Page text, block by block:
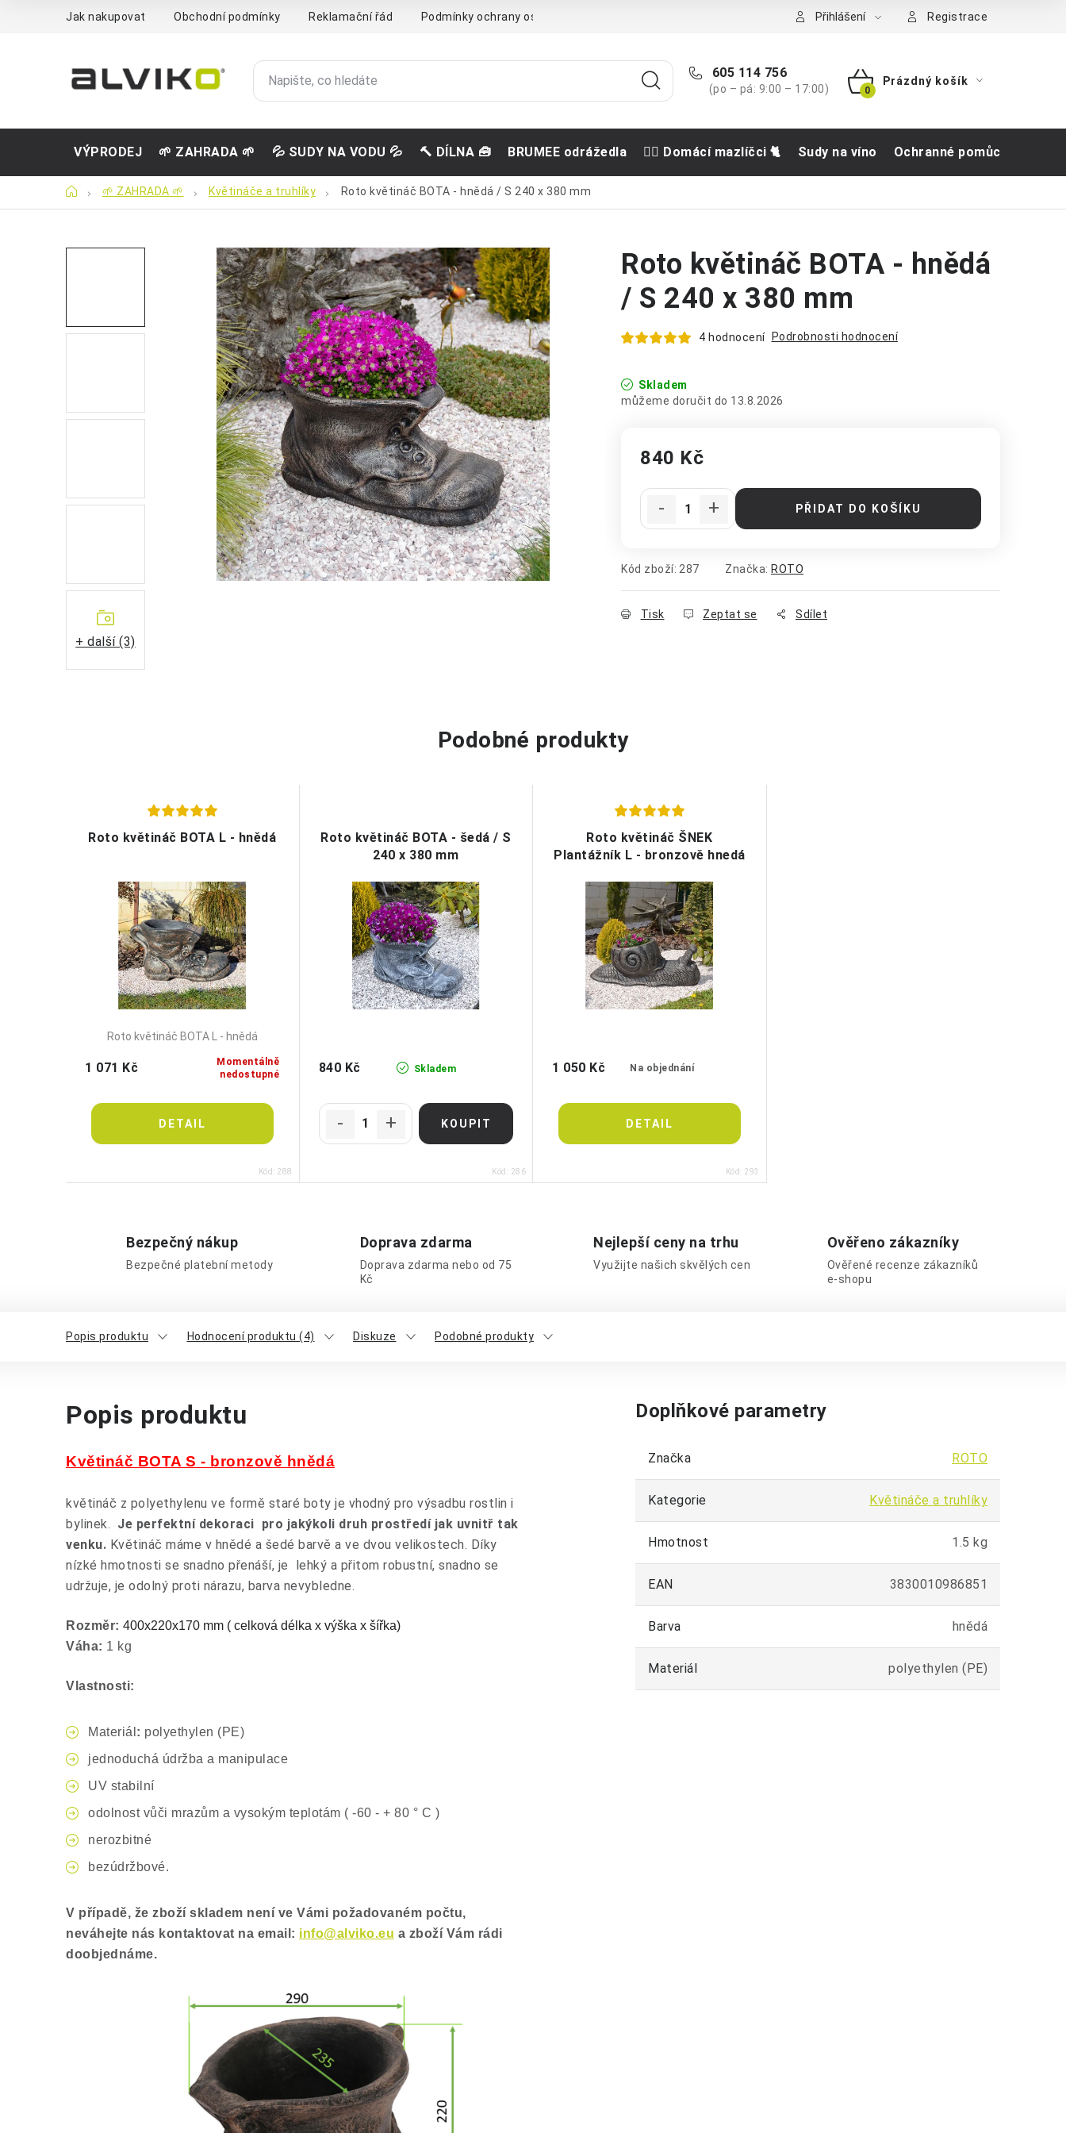
Jak nakupovat Obchodní podmínky Reklamační řád Podmínky ochrany osobních údajů Přihlášení Registrace
605 114 756
(po – pá: 9:00 – 17:00)
NÁKUPNÍ
Prázdný košík
VÝPRODEJ 🌱 ZAHRADA 🌱 💦 SUDY NA VODU 💦 🔨 DÍLNA 🧰 BRUMEE odrážedla 🐕‍🦺 Domácí mazlíčci 🐈 Sudy na víno Ochranné pomůcky
Domů🌱 ZAHRADA 🌱 Květináče a truhlíky Roto květináč BOTA - hnědá / S 240 x 380 mm
+ další (3)
Roto květináč BOTA - hnědá
/ S 240 x 380 mm
4 hodnocení Podrobnosti hodnocení
Skladem
13.8.2026
840 Kč
PŘIDAT DO KOŠÍKU
Kód zboží: 287 Značka: ROTO
Tisk Zeptat se Sdílet
Podobné produkty
Roto květináč BOTA L - hnědá
Roto květináč BOTA L - hnědá
Momentálně
nedostupné
1 071 Kč
Kód: 288
Roto květináč BOTA - šedá / S
240 x 380 mm
Skladem
840 Kč
Kód: 286
Roto květináč ŠNEK
Plantážník L - bronzově hnedá
Na objednání
1 050 Kč
Kód: 293
Bezpečný nákup
Bezpečné platební metody
Doprava zdarma
Doprava zdarma nebo od 75
Kč
Nejlepší ceny na trhu
Využijte našich skvělých cen
Ověřeno zákazníky
Ověřené recenze zákazníků
e-shopu
Popis produktu Hodnocení produktu (4) Diskuze Podobné produkty
Popis produktu
Květináč BOTA S - bronzově hnědá
květináč z polyethylenu ve formě staré boty je vhodný pro výsadbu rostlin i
bylinek. Je perfektní dekoraci pro jakýkoli druh prostředí jak uvnitř tak
venku. Květináč máme v hnědé a šedé barvě a ve dvou velikostech. Díky
nízké hmotnosti se snadno přenáší, je lehký a přitom robustní, snadno se
udržuje, je odolný proti nárazu, barva nevybledne.
Rozměr: 400x220x170 mm ( celková délka x výška x šířka)
Váha: 1 kg
Vlastnosti:
Materiál : polyethylen (PE)
jednoduchá údržba a manipulace
UV stabilní
odolnost vůči mrazům a vysokým teplotám ( -60 - + 80 ° C )
nerozbitné
bezúdržbové.
V případě, že zboží skladem není ve Vámi požadovaném počtu,
neváhejte nás kontaktovat na email: info@alviko.eu a zboží Vám rádi
doobjednáme.
Doplňkové parametry
Značka ROTO
Kategorie Květináče a truhlíky
Hmotnost 1.5 kg
EAN 3830010986851
Barva hnědá
Materiál polyethylen (PE)